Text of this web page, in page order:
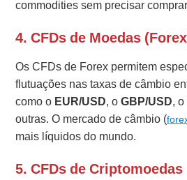
commodities sem precisar
4. CFDs de Moedas
Os CFDs de Forex permitem
flutuações nas taxas de câmbio
como o EUR/USD, oGBP/USD, o
outras. O mercado de câmbio (
mais líquidos do mundo.
5. CFDs de Criptomoedas